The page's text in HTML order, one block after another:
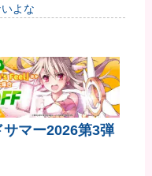
よな
サマー2026第3弾